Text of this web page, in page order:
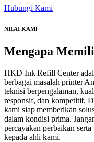
Hubungi Kami
NILAI KAMI
Mengapa
HKD Ink Refill Center
berbagai masalah printer
teknisi berpengalaman,
responsif, dan kompetitif.
kami siap memberikan
dalam kondisi prima.
percayakan perbaikan
kepada ahli kami.